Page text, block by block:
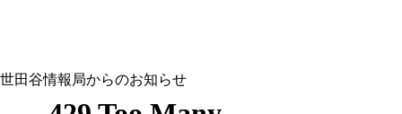
世田谷情報局からのお知らせ